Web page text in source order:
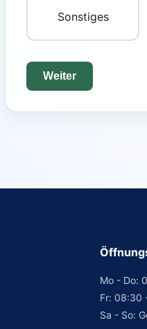
Sonstiges
Weiter
Mo - Do:
Fr: 08:30
Sa - So: